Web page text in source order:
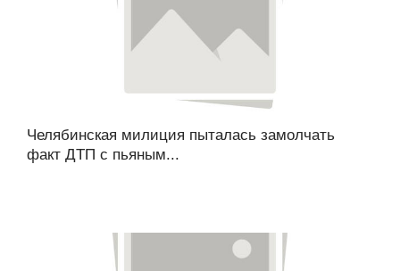
Челябинская милиция пыталась замолчать
факт ДТП с пьяным...